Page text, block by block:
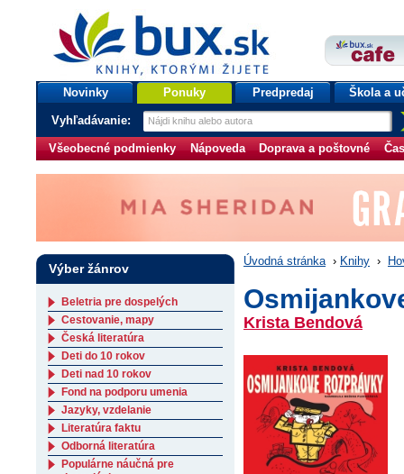
bux.sk
knihy, ktorými žijete
Úvodná stránka
Novinky Ponuky Predpredaj Škola a
Vyhľadávanie:
Všeobecné podmienky Nápoveda Doprava a poštovné
Úvodná stránka › Knihy ›
Krista Bendová
Výber žánrov
Beletria pre dospelých
Cestovanie, mapy
Česká literatúra
Deti do 10 rokov
Deti nad 10 rokov
Fond na podporu umenia
Jazyky, vzdelanie
Literatúra faktu
Odborná literatúra
Populárne náučná pre